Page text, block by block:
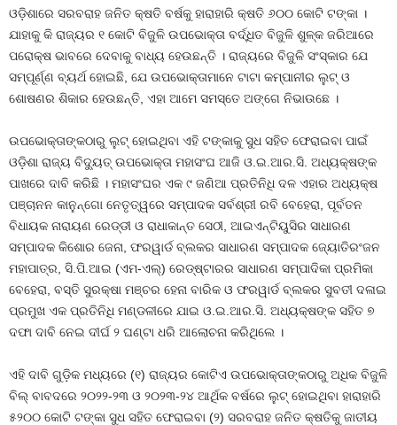
ଓଡ଼ିଶାରେ ସରବରାହ ଜନିତ କ୍ଷତି ବର୍ଷକୁ ହାରାହାରି କ୍ଷତି ୬୦୦ କୋଟି ଟଙ୍କା ।
ଯାହାକୁ କି ରାଜ୍ୟର ୧ କୋଟି ବିଜୁଳି ଉପଭୋକ୍ତା ବର୍ଦ୍ଧିତ ବିଜୁଳି ଶୁଳ୍କ ଜରିଆରେ
ପରୋକ୍ଷ ଭାବରେ ଦେବାକୁ ବାଧ୍ୟ ହେଉଛନ୍ତି । ରାଜ୍ୟରେ ବିଜୁଳି ସଂସ୍କାର ଯେ
ସମ୍ପୂର୍ଣ୍ଣ ବ୍ୟର୍ଥ ହୋଇଛି, ଯେ ଉପଭୋକ୍ତାମାନେ ଟାଟା କମ୍ପାନୀର ଲୁଟ୍ ଓ
ଶୋଷଣର ଶିକାର ହେଉଛନ୍ତି, ଏହା ଆମେ ସମସ୍ତେ ଅଙ୍ଗେ ନିଭାଉଛେ ।
ଉପଭୋକ୍ତାଙ୍କଠାରୁ ଲୁଟ୍ ହୋଇଥିବା ଏହି ଟଙ୍କାକୁ ସୁଧ ସହିତ ଫେରାଇବା ପାଇଁ
ଓଡ଼ିଶା ରାଜ୍ୟ ବିଦ୍ୟୁତ୍ ଉପଭୋକ୍ତା ମହାସଂଘ ଆଜି ଓ.ଇ.ଆର.ସି. ଅଧ୍ୟକ୍ଷଙ୍କ
ପାଖରେ ଦାବି କରିଛି । ମହାସଂଘର ଏକ ୯ ଜଣିଆ ପ୍ରତିନିଧି ଦଳ ଏହାର ଅଧ୍ୟକ୍ଷ
ପଞ୍ଚାନନ କାନୁନ୍‌ଗୋ ନେତୃତ୍ୱରେ ସମ୍ପାଦକ ସର୍ବଶ୍ରୀ ରବି ବେହେରା, ପୂର୍ବତନ
ବିଧାୟକ ନାରାୟଣ ରେଡ୍ଡୀ ଓ ରାଧାକାନ୍ତ ସେଠୀ, ଆଇଏନ୍‌ଟିୟୁସିର ସାଧାରଣ
ସମ୍ପାଦକ କିଶୋର ଜେନା, ଫରୱାର୍ଡ ବ୍ଲକର ସାଧାରଣ ସମ୍ପାଦକ ଜ୍ୟୋତିରଂଜନ
ମହାପାତ୍ର, ସି.ପି.ଆଇ (ଏମ-ଏଲ୍‌) ରେଡ୍‌ଷ୍ଟାରର ସାଧାରଣ ସମ୍ପାଦିକା ପ୍ରମିକା
ବେହେରା, ବସ୍ତି ସୁରକ୍ଷା ମଞ୍ଚର ହେନା ବାରିକ ଓ ଫରୱାର୍ଡ ବ୍ଲକର ସୁବତୀ ଦଳାଇ
ପ୍ରମୁଖ ଏକ ପ୍ରତିନିଧି ମଣ୍ଡଳୀରେ ଯାଇ ଓ.ଇ.ଆର.ସି. ଅଧ୍ୟକ୍ଷଙ୍କ ସହିତ ୭
ଦଫା ଦାବି ନେଇ ଦୀର୍ଘ ୨ ଘଣ୍ଟା ଧରି ଆଲୋଚନା କରିଥିଲେ ।
ଏହି ଦାବି ଗୁଡ଼ିକ ମଧ୍ୟରେ (୧) ରାଜ୍ୟର କୋଟିଏ ଉପଭୋକ୍ତାଙ୍କଠାରୁ ଅଧିକ ବିଜୁଳି
ବିଲ୍ ବାବଦରେ ୨୦୨୨-୨୩ ଓ ୨୦୨୩-୨୪ ଆର୍ଥିକ ବର୍ଷରେ ଲୁଟ୍ ହୋଇଥିବା ହାରାହାରି
୫୨୦୦ କୋଟି ଟଙ୍କା ସୁଧ ସହିତ ଫେରାଇବା (୨) ସରବରାହ ଜନିତ କ୍ଷତିକୁ ଜାତୀୟ